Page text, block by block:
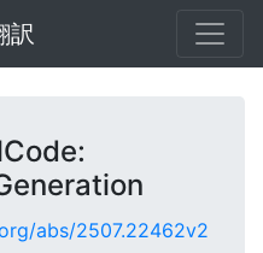
訳
abs/2507.22462v2